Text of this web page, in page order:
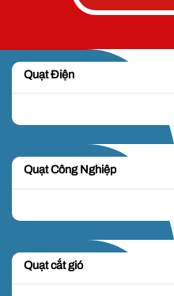
Quạt Điện
Quạt Công Nghiệp
Quạt cắt gió